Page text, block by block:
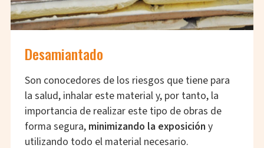
Desamiantado
Son conocedores de los riesgos que tiene para
la salud, inhalar este material y, por tanto, la
importancia de realizar este tipo de obras de
forma segura, minimizando la exposición y
utilizando todo el material necesario.